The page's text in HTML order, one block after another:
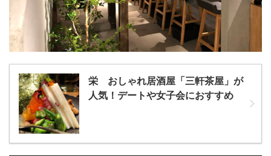
栄 おしゃれ居酒屋「三軒茶屋」が
人気！デートや女子会におすすめ